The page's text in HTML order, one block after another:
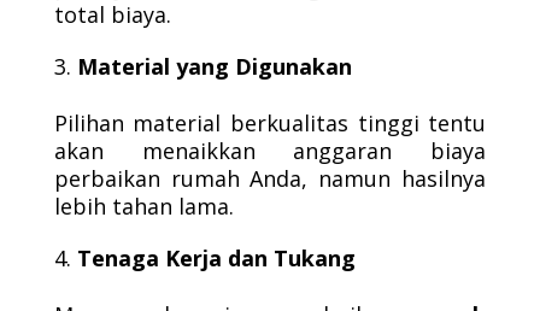
total biaya.
Material yang Digunakan
Pilihan material berkualitas tinggi tentu
akan menaikkan anggaran biaya
perbaikan rumah Anda, namun hasilnya
lebih tahan lama.
Tenaga Kerja dan Tukang